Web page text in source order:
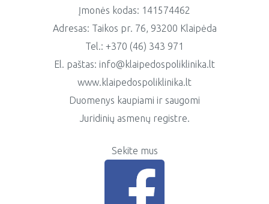
Įmonės kodas: 141574462
Adresas: Taikos pr. 76, 93200 Klaipėda
Tel.: +370 (46) 343 971
El. paštas: info@klaipedospoliklinika.lt
www.klaipedospoliklinika.lt
Duomenys kaupiami ir saugomi
Juridinių asmenų registre.
Sekite mus